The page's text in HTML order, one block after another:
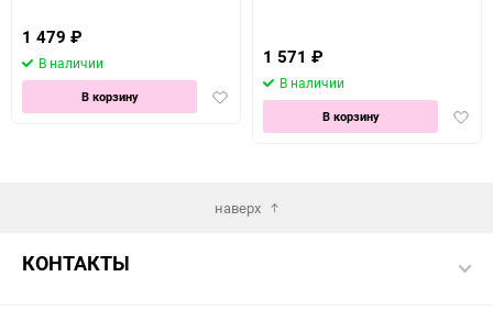
1 479 ₽
В наличии
Добавить
избранное
В корзину
1 571 ₽
В наличии
В корзину
наверх
КОНТАКТЫ